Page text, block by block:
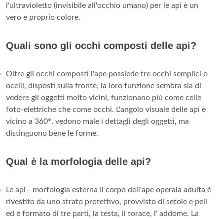
l'ultravioletto (invisibile all'occhio umano) per le api è un
vero e proprio colore.
Quali sono gli occhi composti delle api?
Oltre gli occhi composti l'ape possiede tre occhi semplici o
ocelli, disposti sulla fronte, la loro funzione sembra sia di
vedere gli oggetti molto vicini, funzionano più come celle
foto-elettriche che come occhi. L'angolo visuale delle api è
vicino a 360°, vedono male i dettagli degli oggetti, ma
distinguono bene le forme.
Qual è la morfologia delle api?
Le api - morfologia esterna Il corpo dell'ape operaia adulta è
rivestito da uno strato protettivo, provvisto di setole e peli
ed è formato di tre parti, la testa, il torace, l' addome. La